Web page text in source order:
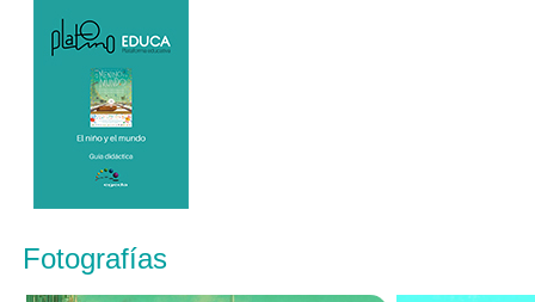
Fotografías